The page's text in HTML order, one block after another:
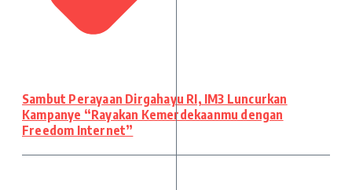
Sambut Perayaan Dirgahayu RI, IM3 Luncurkan
Kampanye “Rayakan Kemerdekaanmu dengan
Freedom Internet”